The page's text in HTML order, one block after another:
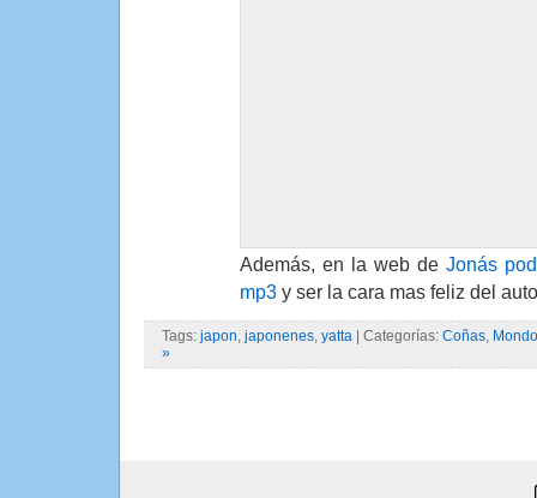
Además, en la web de Jonás
mp3 y ser la cara mas feliz del
Tags: japon, japonenes, yatta | Categorías: Coñas,
»